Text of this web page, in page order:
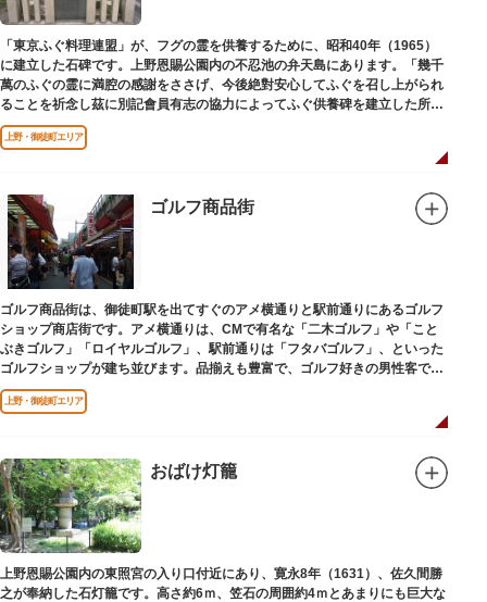
「東京ふぐ料理連盟」が、フグの霊を供養するために、昭和40年（1965）
に建立した石碑です。上野恩賜公園内の不忍池の弁天島にあります。「幾千
萬のふぐの霊に満腔の感謝をささげ、今後絶對安心してふぐを召し上がられ
ることを祈念し茲に別記會員有志の協力によってふぐ供養碑を建立した所以
であります」と刻まれています。
上野・御徒町エリア
ゴルフ商品街
ゴルフ商品街は、御徒町駅を出てすぐのアメ横通りと駅前通りにあるゴルフ
ショップ商店街です。アメ横通りは、CMで有名な「二木ゴルフ」や「こと
ぶきゴルフ」「ロイヤルゴルフ」、駅前通りは「フタバゴルフ」、といった
ゴルフショップが建ち並びます。品揃えも豊富で、ゴルフ好きの男性客で賑
わっています。
上野・御徒町エリア
おばけ灯籠
上野恩賜公園内の東照宮の入り口付近にあり、寛永8年（1631）、佐久間勝
之が奉納した石灯籠です。高さ約6ｍ、笠石の周囲約4ｍとあまりにも巨大な